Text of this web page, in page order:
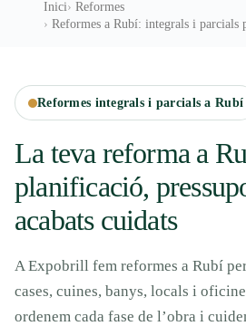
Inici
Reformes
Reformes a Rubí: integrals i parcials
Reformes integrals i parcials a Rubí
La teva reforma a
planificació,
acabats cuidats
A Expobrill fem reformes a Rubí
cases, cuines, banys, locals i
ordenem cada fase de l’obra i